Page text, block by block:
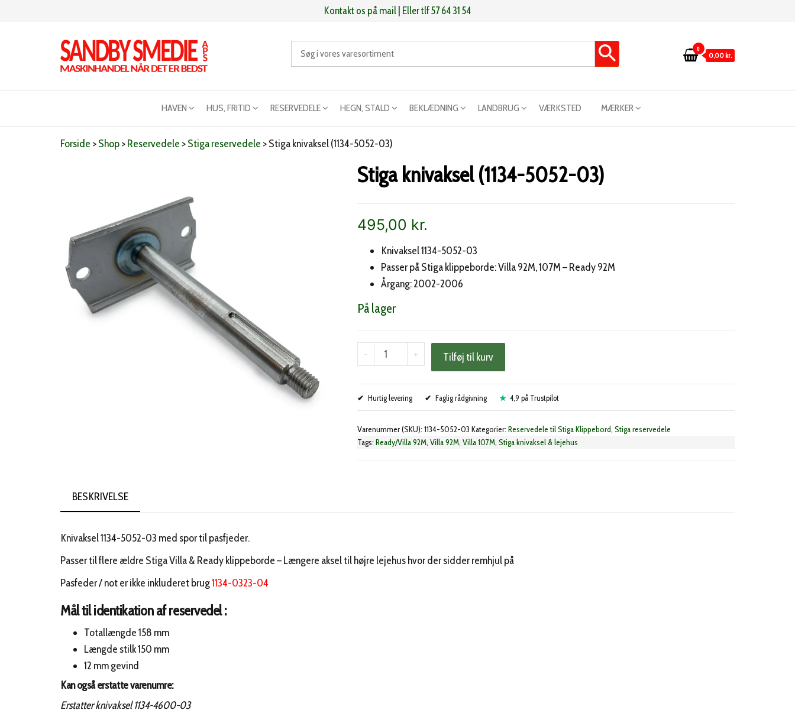
Kontakt os på mail Eller tlf 57 64 31 54
0
0,00 kr.
HAVEN HUS, FRITID RESERVEDELE HEGN, STALD BEKLÆDNING LANDBRUG VÆRKSTED MÆRKER
Forside >Shop>Reservedele >Stiga reservedele >Stiga knivaksel (1134-5052-03)
Stiga knivaksel (1134-5052-03)
495,00 kr.
Knivaksel 1134-5052-03
Passer på Stiga klippeborde: Villa 92M, 107M – Ready 92M
Årgang: 2002-2006
På lager
-
Stiga
knivaksel
5052-
antal
+ Tilføj til kurv
Hurtig levering Faglig rådgivning 4,9 på Trustpilot
Varenummer (SKU): 1134-5052-03 Kategorier: Reservedele til Stiga Klippebord, Stiga reservedele
Tags: Ready/Villa 92M, Villa 92M, Villa 107M, Stiga knivaksel & lejehus
BESKRIVELSE
Knivaksel 1134-5052-03 med spor til pasfjeder.
Passer til flere ældre Stiga Villa & Ready klippeborde – Længere aksel til højre lejehus hvor der sidder remhjul på
Pasfeder / not er ikke inkluderet brug1134-0323-04
Mål til identikation af reservedel :
Totallængde 158 mm
Længde stilk 150 mm
12 mm gevind
Kan også erstatte varenumre:
Erstatter knivaksel 1134-4600-03